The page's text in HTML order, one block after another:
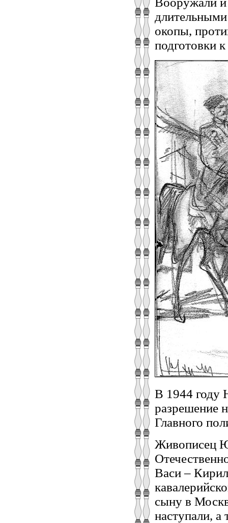
окопы,
подготовки
В 1944 году
разрешение
Главного
Живописец
Васи –
сыну в
наступали, а